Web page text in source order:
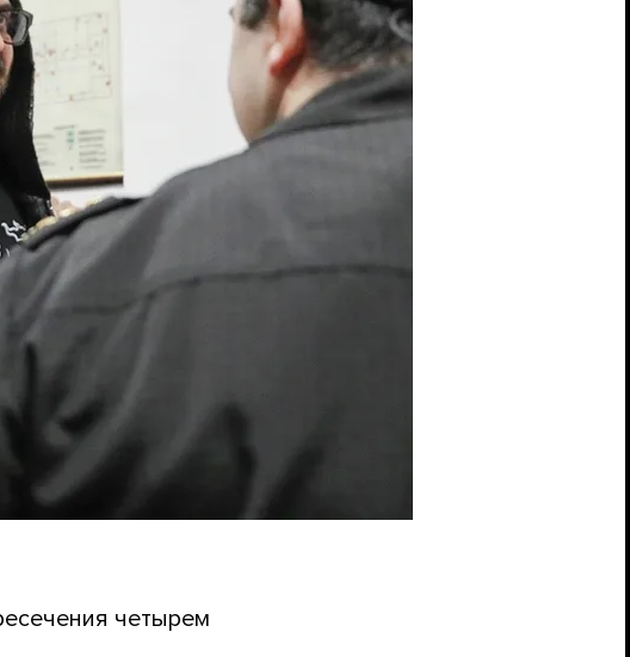
четырем